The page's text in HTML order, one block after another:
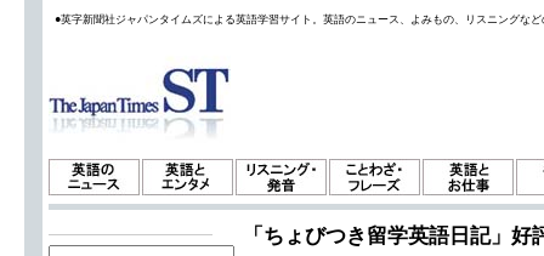
●英字新聞社ジャパンタイムズによる英語学習サイト。英語のニュース、よみもの、リスニングな
「ちょびつき留学英語日記」好